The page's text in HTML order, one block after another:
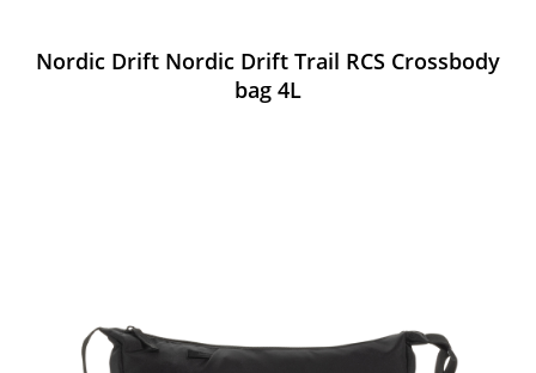
Nordic Drift Nordic Drift Trail RCS Crossbody
bag 4L